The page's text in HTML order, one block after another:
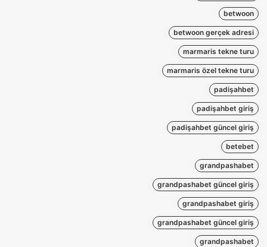
betwoon
betwoon gerçek adresi
marmaris tekne turu
marmaris özel tekne turu
padişahbet
padişahbet giriş
padişahbet güncel giriş
betebet
grandpashabet
grandpashabet güncel giriş
grandpashabet giriş
grandpashabet güncel giriş
grandpashabet